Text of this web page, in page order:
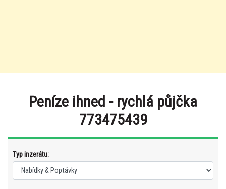
Peníze ihned - rychlá půjčka
773475439
Typ inzerátu: